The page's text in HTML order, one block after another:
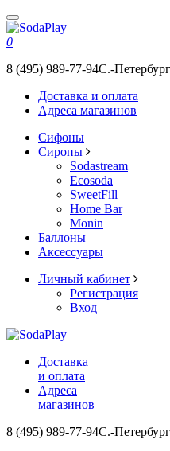
0
8 (495) 989-77-94С.-
Доставка и оплата
Адреса магазинов
Сифоны
Сиропы
Sodastream
Ecosoda
SweetFill
Home Bar
Monin
Баллоны
Аксессуары
Личный кабинет
Регистрация
Вход
Доставка
и оплата
Адреса
магазинов
8 (495) 989-77-94С.-